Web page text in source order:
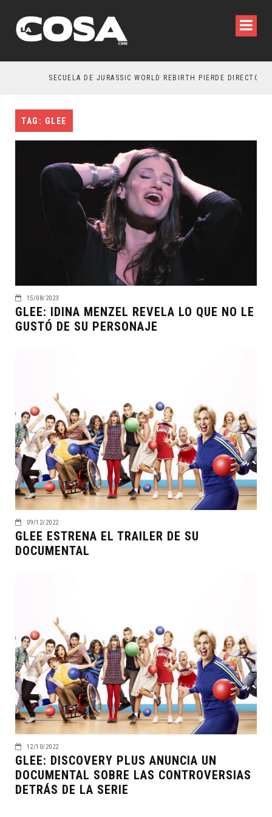
SECUELA DE JURASSIC WORLD REBIRTH PIERDE DIRECTOR
TAG: GLEE
15/08/2023
GLEE: IDINA MENZEL REVELA LO QUE NO LE
GUSTÓ DE SU PERSONAJE
09/12/2022
GLEE ESTRENA EL TRAILER DE SU
DOCUMENTAL
12/10/2022
GLEE: DISCOVERY PLUS ANUNCIA UN
DOCUMENTAL SOBRE LAS CONTROVERSIAS
DETRÁS DE LA SERIE